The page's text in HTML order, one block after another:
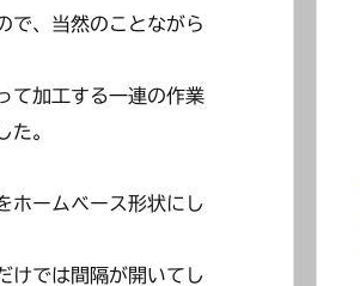
で、当然のことながら
て加工する一連の作業
た。
ホームベース形状にし
けでは間隔が開いてし